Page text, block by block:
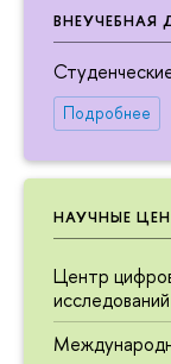
ВНЕУЧЕБНАЯ
Подробнее
НАУЧНЫЕ
Центр
исследований